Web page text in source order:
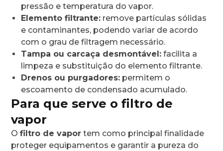
pressão e temperatura do vapor.
Elemento filtrante: remove partículas sólidas
e contaminantes, podendo variar de acordo
com o grau de filtragem necessário.
Tampa ou carcaça desmontável: facilita a
limpeza e substituição do elemento filtrante.
Drenos ou purgadores: permitem o
escoamento de condensado acumulado.
Para que serve o filtro de
vapor
Ofiltro de vapor tem como principal finalidade
proteger equipamentos e garantir a pureza do